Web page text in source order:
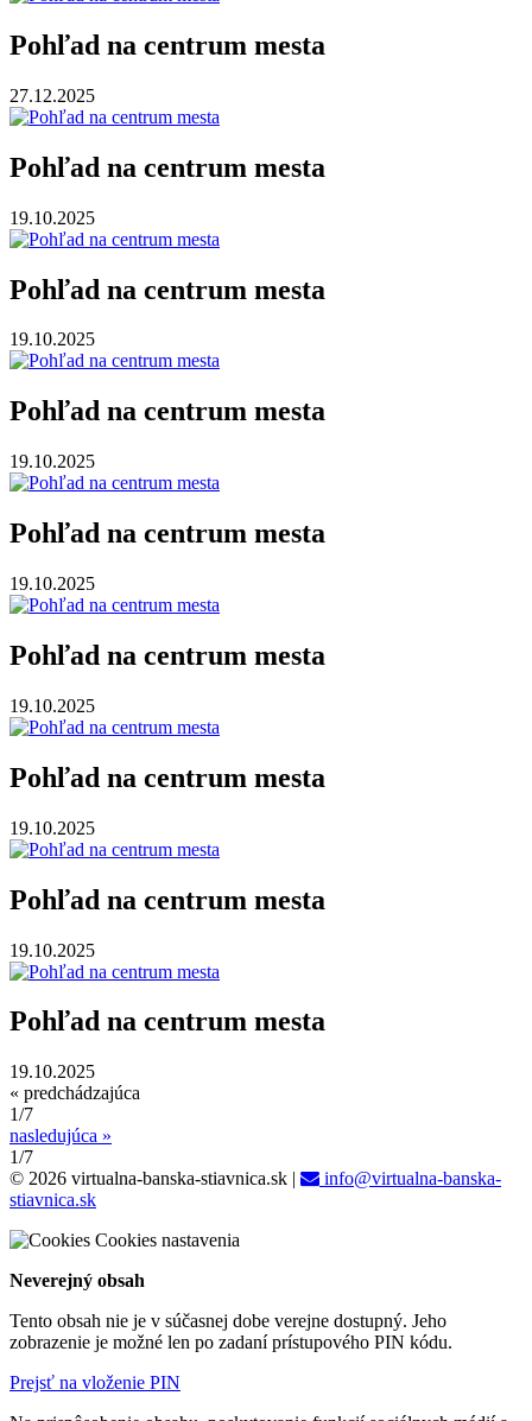
Pohľad na centrum mesta
27.12.2025
Pohľad na centrum mesta
19.10.2025
Pohľad na centrum mesta
19.10.2025
Pohľad na centrum mesta
19.10.2025
Pohľad na centrum mesta
19.10.2025
Pohľad na centrum mesta
19.10.2025
Pohľad na centrum mesta
19.10.2025
Pohľad na centrum mesta
19.10.2025
Pohľad na centrum mesta
19.10.2025
« predchádzajúca
1/7
nasledujúca »
1/7
© 2026 virtualna-banska-stiavnica.sk |
info@virtualna-banska-
stiavnica.sk
Cookies nastavenia
Neverejný obsah
Tento obsah nie je v súčasnej dobe verejne dostupný. Jeho
zobrazenie je možné len po zadaní prístupového PIN kódu.
Prejsť na vloženie PIN